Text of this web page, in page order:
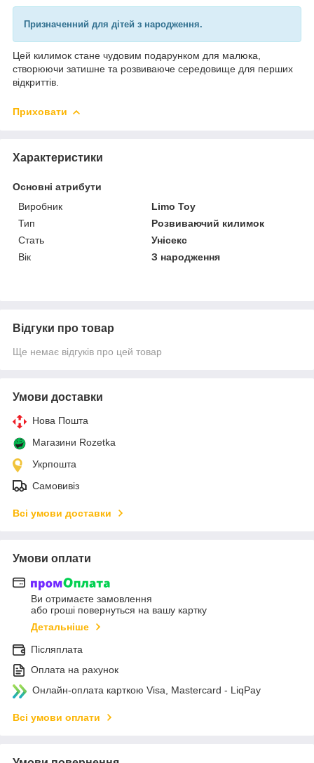
Призначенний для дітей з народження.
Цей килимок стане чудовим подарунком для малюка,
створюючи затишне та розвиваюче середовище для перших
відкриттів.
Приховати
Характеристики
Основні атрибути
Виробник
Limo Toy
Тип
Розвиваючий килимок
Стать
Унісекс
Вік
З народження
Відгуки про товар
Ще немає відгуків про цей товар
Умови доставки
Нова Пошта
Магазини Rozetka
Укрпошта
Самовивіз
Всі умови доставки
Умови оплати
Ви отримаєте замовлення
або гроші повернуться на вашу картку
Детальніше
Післяплата
Оплата на рахунок
Онлайн-оплата карткою Visa, Mastercard - LiqPay
Всі умови оплати